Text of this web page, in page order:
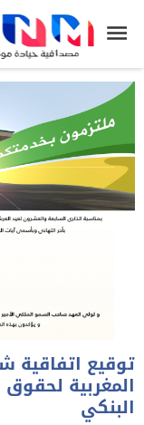
توقيع اتفاقية
المغربية
البنكي